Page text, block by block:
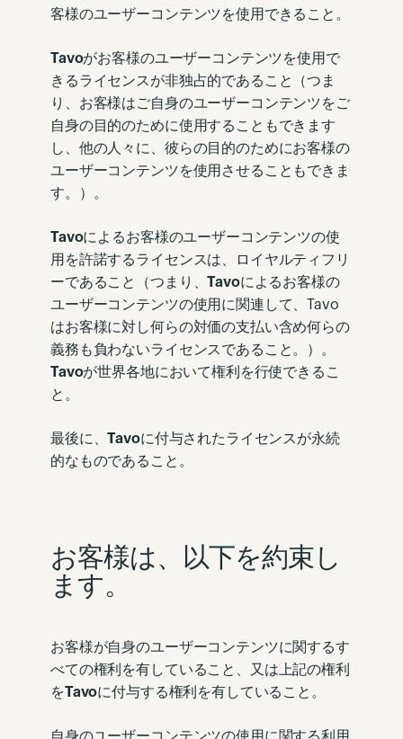
客様のユーザーコンテンツを使用できること。
Tavoがお客様のユーザーコンテンツを使用で
きるライセンスが非独占的であること（つま
り、お客様はご自身のユーザーコンテンツをご
自身の目的のために使用することもできます
し、他の人々に、彼らの目的のためにお客様の
ユーザーコンテンツを使用させることもできま
す。）。
Tavoによるお客様のユーザーコンテンツの使
用を許諾するライセンスは、ロイヤルティフリ
ーであること（つまり、Tavoによるお客様の
ユーザーコンテンツの使用に関連して、Tavo
はお客様に対し何らの対価の支払い含め何らの
義務も負わないライセンスであること。）。
Tavoが世界各地において権利を行使できるこ
と。
最後に、Tavoに付与されたライセンスが永続
的なものであること。
お客様は、以下を約束し
ます。
お客様が自身のユーザーコンテンツに関するす
べての権利を有していること、又は上記の権利
をTavoに付与する権利を有していること。